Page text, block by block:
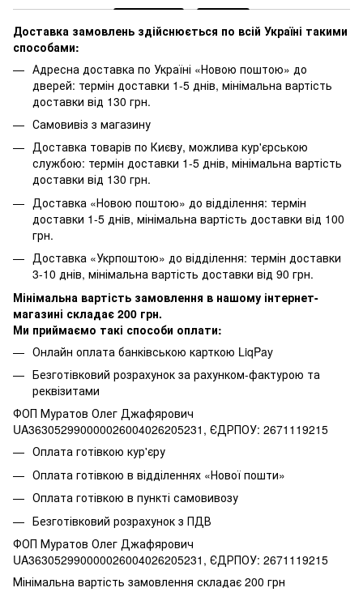
Доставка замовлень здійснюється по всій Україні такими
способами:
Адресна доставка по Україні «Новою поштою» до
дверей: термін доставки 1-5 днів, мінімальна вартість
доставки від 130 грн.
Самовивіз з магазину
Доставка товарів по Києву, можлива кур'єрською
службою: термін доставки 1-5 днів, мінімальна вартість
доставки від 130 грн.
Доставка «Новою поштою» до відділення: термін
доставки 1-5 днів, мінімальна вартість доставки від 100
грн.
Доставка «Укрпоштою» до відділення: термін доставки
3-10 днів, мінімальна вартість доставки від 90 грн.
Мінімальна вартість замовлення в нашому інтернет-
магазині складає 200 грн.
Ми приймаємо такі способи оплати:
Онлайн оплата банківською карткою LiqPay
Безготівковий розрахунок за рахунком-фактурою та
реквізитами
ФОП Муратов Олег Джафярович
UA363052990000026004026205231, ЄДРПОУ: 2671119215
Оплата готівкою кур'єру
Оплата готівкою в відділеннях «Нової пошти»
Оплата готівкою в пункті самовивозу
Безготівковий розрахунок з ПДВ
ФОП Муратов Олег Джафярович
UA363052990000026004026205231, ЄДРПОУ: 2671119215
Мінімальна вартість замовлення складає 200 грн